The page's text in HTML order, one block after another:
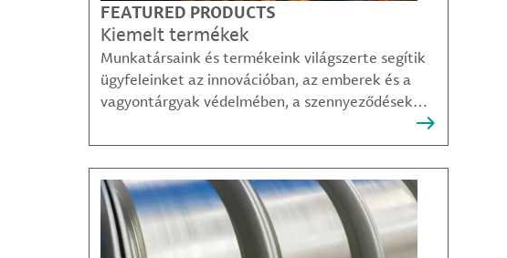
FEATURED PRODUCTS
Kiemelt termékek
Munkatársaink és termékeink világszerte segítik
ügyfeleinket az innovációban, az emberek és a
vagyontárgyak védelmében, a szennyeződések
kommunikáció és a növekedés fenntarthatóbb
módjainak megteremtésében.